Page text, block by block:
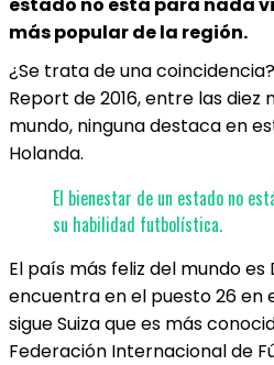
más popular de la región.
¿Se trata de una
Report de 2016, entre las diez
mundo, ninguna destaca en
Holanda.
El bienestar de un estado no
su habilidad futbolística.
El país más feliz del mundo
encuentra en el puesto 26 en
sigue Suiza que es más
Federación Internacional de